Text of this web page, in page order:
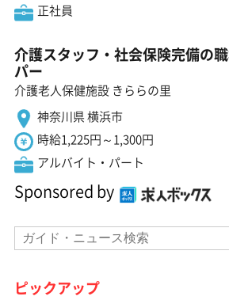
正社員
介護スタッフ・社会保険完備の
パー
介護老人保健施設 きららの里
神奈川県 横浜市
時給1,225円～1,300円
アルバイト・パート
Sponsored by
ピックアップ